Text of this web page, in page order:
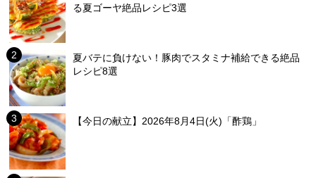
る夏ゴーヤ絶品レシピ3選
夏バテに負けない！豚肉でスタミナ補給できる絶品
レシピ8選
【今日の献立】2026年8月4日(火)「酢鶏」